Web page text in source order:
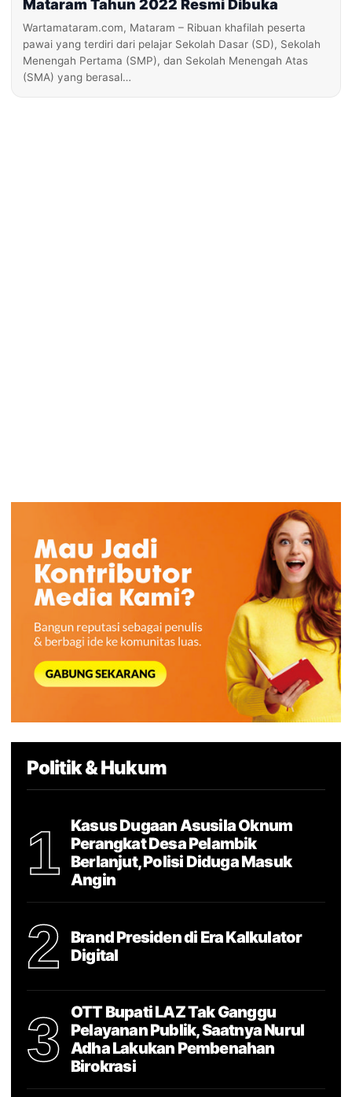
Mataram Tahun 2022 Resmi Dibuka
Wartamataram.com, Mataram – Ribuan khafilah peserta
pawai yang terdiri dari pelajar Sekolah Dasar (SD), Sekolah
Menengah Pertama (SMP), dan Sekolah Menengah Atas
(SMA) yang berasal…
Politik & Hukum
1
Kasus Dugaan Asusila Oknum
Perangkat Desa Pelambik
Berlanjut, Polisi Diduga Masuk
Angin
2
Brand Presiden di Era Kalkulator
Digital
3
OTT Bupati LAZ Tak Ganggu
Pelayanan Publik, Saatnya Nurul
Adha Lakukan Pembenahan
Birokrasi